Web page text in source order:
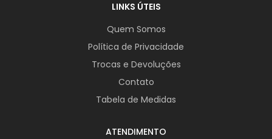
LINKS ÚTEIS
Quem Somos
Política de Privacidade
Trocas e Devoluções
Contato
Tabela de Medidas
ATENDIMENTO